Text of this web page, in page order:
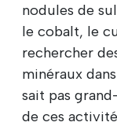
nodules de
le cobalt, le
rechercher
minéraux
sait pas
de ces